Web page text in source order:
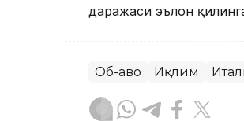
даражаси эълон
Об-ҳаво Иқлим